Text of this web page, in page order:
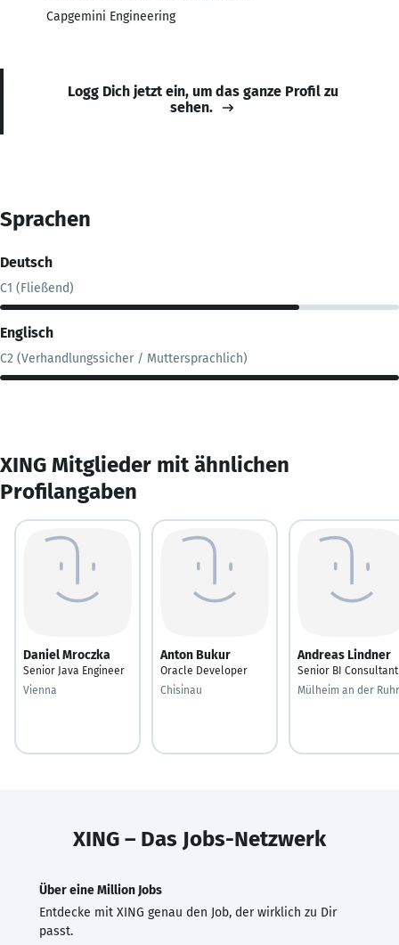
Capgemini Engineering
Logg Dich jetzt ein, um das ganze Profil zu
sehen.
Sprachen
Deutsch
C1 (Fließend)
Englisch
C2 (Verhandlungssicher / Muttersprachlich)
XING Mitglieder mit ähnlichen
Profilangaben
Daniel Mroczka
Senior Java Engineer
Vienna
Anton Bukur
Oracle Developer
Chisinau
Andreas Lindner
Senior BI Consultant
Mülheim an der Ruhr
XING – Das Jobs-Netzwerk
Über eine Million Jobs
Entdecke mit XING genau den Job, der wirklich zu Dir
passt.